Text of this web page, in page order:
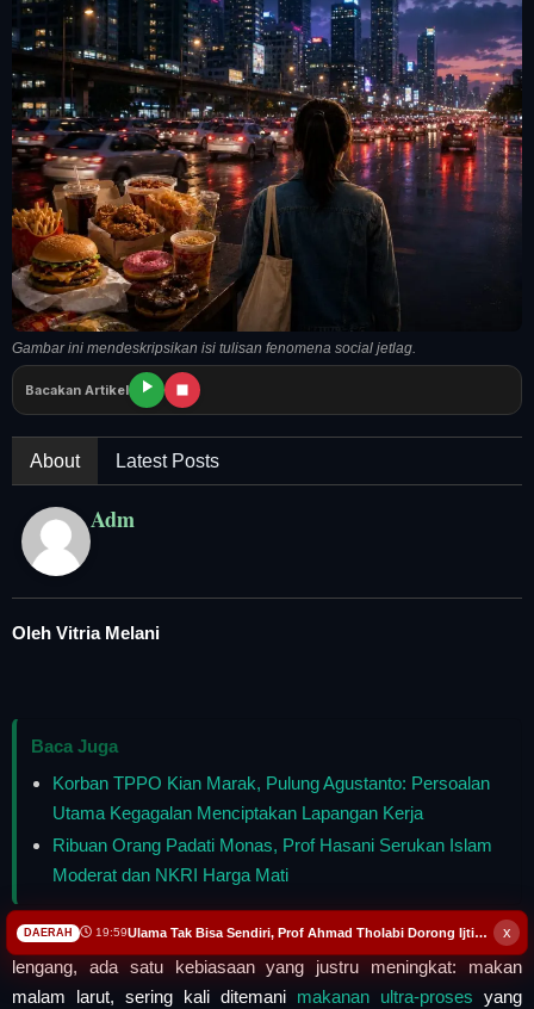
Nasional
Politik
Daerah
Bogor Raya
Gambar ini mendeskripsikan isi tulisan fenomena social jetlag.
Bacakan Artikel
About Latest Posts
Adm
Oleh Vitria Melani
Baca Juga
Korban TPPO Kian Marak, Pulung Agustanto: Persoalan
Utama Kegagalan Menciptakan Lapangan Kerja
Ribuan Orang Padati Monas, Prof Hasani Serukan Islam
Moderat dan NKRI Harga Mati
Ketika lampu-lampu kota mulai menyala dan jalanan perlahan
lengang, ada satu kebiasaan yang justru meningkat: makan
malam larut, sering kali ditemani makanan ultra-proses yang
x
DAERAH 19:59 Ulama Tak Bisa Sendiri, Prof Ahmad Tholabi Dorong Ijtihad Multidisipliner